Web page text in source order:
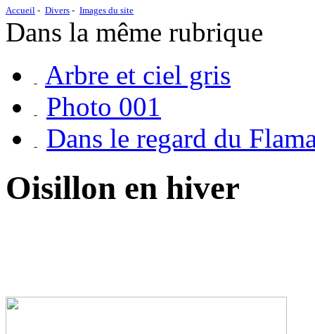
Accueil Divers Images du site
Dans la même rubrique
Arbre et ciel gris
Photo 001
Dans le regard du
Oisillon en hiver